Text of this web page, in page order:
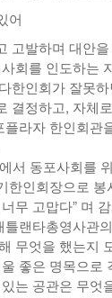
어
고발하며 대안
회를 인도하는
한인회가 잘못
결정하고, 자체
라자 한인회관
서 동포사회를
한인회장으로
무 고맙다” 며
랜타총영사관
무엇을 했는지
좋은 명목으로
는 공관은 무엇